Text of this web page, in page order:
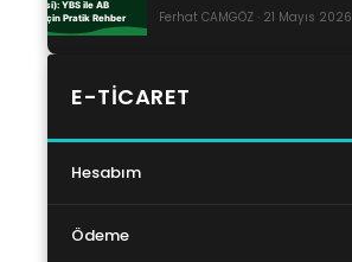
Ferhat CAMGÖZ · 21 Mayıs 2026
E-TICARET
Hesabım
Ödeme